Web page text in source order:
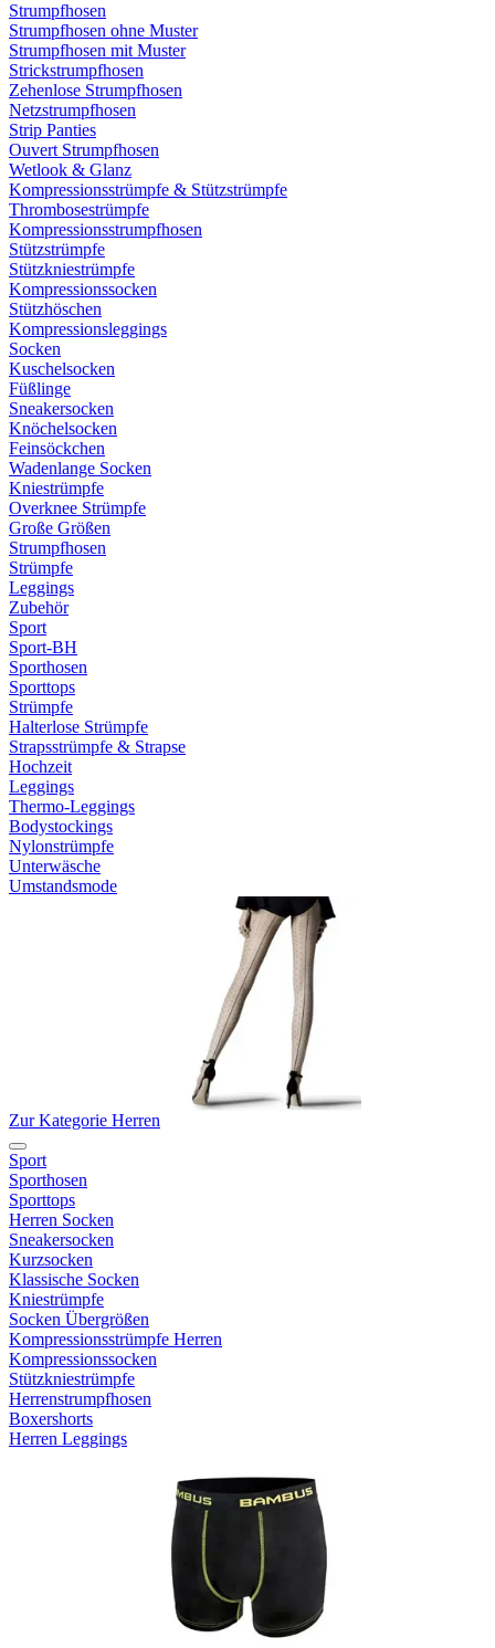
Strumpfhosen
Strumpfhosen ohne Muster
Strumpfhosen mit Muster
Strickstrumpfhosen
Zehenlose Strumpfhosen
Netzstrumpfhosen
Strip Panties
Ouvert Strumpfhosen
Wetlook & Glanz
Kompressionsstrümpfe & Stützstrümpfe
Thrombosestrümpfe
Kompressionsstrumpfhosen
Stützstrümpfe
Stützkniestrümpfe
Kompressionssocken
Stützhöschen
Kompressionsleggings
Socken
Kuschelsocken
Füßlinge
Sneakersocken
Knöchelsocken
Feinsöckchen
Wadenlange Socken
Kniestrümpfe
Overknee Strümpfe
Große Größen
Strumpfhosen
Strümpfe
Leggings
Zubehör
Sport
Sport-BH
Sporthosen
Sporttops
Strümpfe
Halterlose Strümpfe
Strapsstrümpfe & Strapse
Hochzeit
Leggings
Thermo-Leggings
Bodystockings
Nylonstrümpfe
Unterwäsche
Umstandsmode
Zur Kategorie Herren
Sport
Sporthosen
Sporttops
Herren Socken
Sneakersocken
Kurzsocken
Klassische Socken
Kniestrümpfe
Socken Übergrößen
Kompressionsstrümpfe Herren
Kompressionssocken
Stützkniestrümpfe
Herrenstrumpfhosen
Boxershorts
Herren Leggings